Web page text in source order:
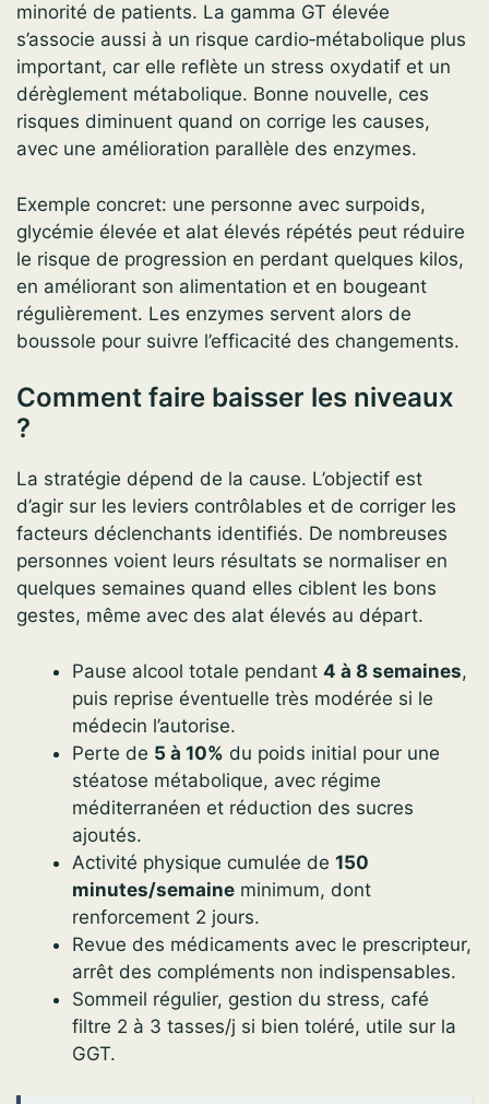
minorité de patients. La gamma GT élevée
s’associe aussi à un risque cardio‑métabolique plus
important, car elle reflète un stress oxydatif et un
dérèglement métabolique. Bonne nouvelle, ces
risques diminuent quand on corrige les causes,
avec une amélioration parallèle des enzymes.
Exemple concret: une personne avec surpoids,
glycémie élevée et alat élevés répétés peut réduire
le risque de progression en perdant quelques kilos,
en améliorant son alimentation et en bougeant
régulièrement. Les enzymes servent alors de
boussole pour suivre l’efficacité des changements.
Comment faire baisser les niveaux
?
La stratégie dépend de la cause. L’objectif est
d’agir sur les leviers contrôlables et de corriger les
facteurs déclenchants identifiés. De nombreuses
personnes voient leurs résultats se normaliser en
quelques semaines quand elles ciblent les bons
gestes, même avec des alat élevés au départ.
Pause alcool totale pendant 4 à 8 semaines,
puis reprise éventuelle très modérée si le
médecin l’autorise.
Perte de 5 à 10% du poids initial pour une
stéatose métabolique, avec régime
méditerranéen et réduction des sucres
ajoutés.
Activité physique cumulée de 150
minutes/semaine minimum, dont
renforcement 2 jours.
Revue des médicaments avec le prescripteur,
arrêt des compléments non indispensables.
Sommeil régulier, gestion du stress, café
filtre 2 à 3 tasses/j si bien toléré, utile sur la
GGT.